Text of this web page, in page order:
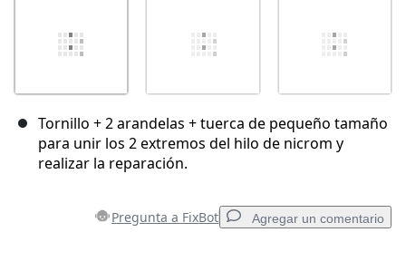
Tornillo + 2 arandelas + tuerca de pequeño tamaño
para unir los 2 extremos del hilo de nicrom y
realizar la reparación.
Pregunta a FixBot Agregar un comentario